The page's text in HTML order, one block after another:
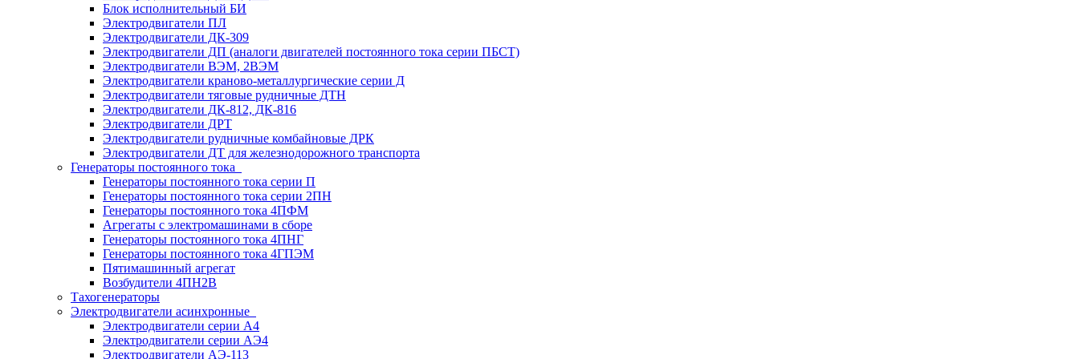
Блок исполнительный БИ
Электродвигатели ПЛ
Электродвигатели ДК-309
Электродвигатели ДП (аналоги двигателей постоянного тока серии ПБСТ)
Электродвигатели ВЭМ, 2ВЭМ
Электродвигатели краново-металлургические серии Д
Электродвигатели тяговые рудничные ДТН
Электродвигатели ДК-812, ДК-816
Электродвигатели ДРТ
Электродвигатели рудничные комбайновые ДРК
Электродвигатели ДТ для железнодорожного транспорта
Генераторы постоянного тока
Генераторы постоянного тока серии П
Генераторы постоянного тока серии 2ПН
Генераторы постоянного тока 4ПФМ
Агрегаты с электромашинами в сборе
Генераторы постоянного тока 4ПНГ
Генераторы постоянного тока 4ГПЭМ
Пятимашинный агрегат
Возбудители 4ПН2В
Тахогенераторы
Электродвигатели асинхронные
Электродвигатели серии А4
Электродвигатели серии АЭ4
Электродвигатели АЭ-113